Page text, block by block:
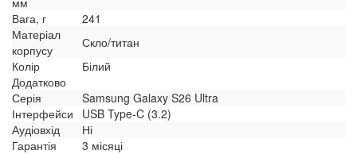
Вага, г
241
Матеріал
корпусу
Скло/титан
Колір
Білий
Додатково
Серія
Samsung Galaxy S26 Ultra
Інтерфейси
USB Type-C (3.2)
Аудіовхід
Ні
Гарантія
3 місяці